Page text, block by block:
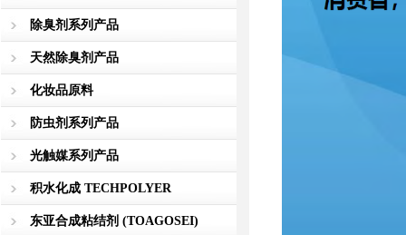
除臭剂系列产品
天然除臭剂产品
化妆品原料
防虫剂系列产品
光触媒系列产品
积水化成 TECHPOLYER
东亚合成粘结剂 (TOAGOSEI)